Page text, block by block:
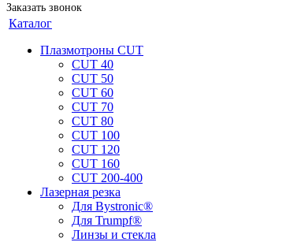
Заказать звонок
Каталог
Плазмотроны CUT
CUT 40
CUT 50
CUT 60
CUT 70
CUT 80
CUT 100
CUT 120
CUT 160
CUT 200-400
Лазерная резка
Для Bystronic®
Для Trumpf®
Линзы и стекла